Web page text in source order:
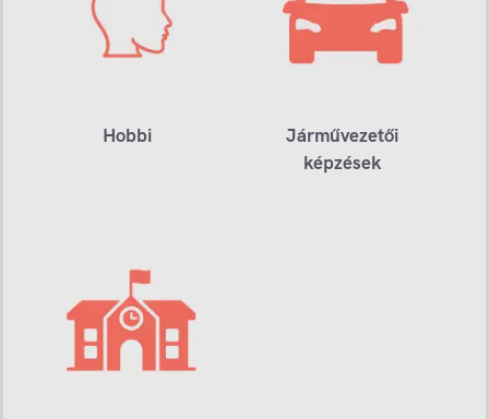
Hobbi
Járművezetői
képzések